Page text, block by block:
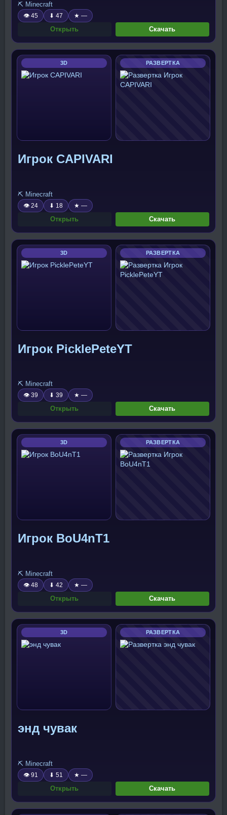
⛏️ Minecraft
👁 45 ⬇ 47 ★ —
Открыть Скачать
3D РАЗВЕРТКА
Игрок CAPIVARI
⛏️ Minecraft
👁 24 ⬇ 18 ★ —
Открыть Скачать
3D РАЗВЕРТКА
Игрок PicklePeteYT
⛏️ Minecraft
👁 39 ⬇ 39 ★ —
Открыть Скачать
3D РАЗВЕРТКА
Игрок BoU4nT1
⛏️ Minecraft
👁 48 ⬇ 42 ★ —
Открыть Скачать
3D РАЗВЕРТКА
энд чувак
⛏️ Minecraft
👁 91 ⬇ 51 ★ —
Открыть Скачать